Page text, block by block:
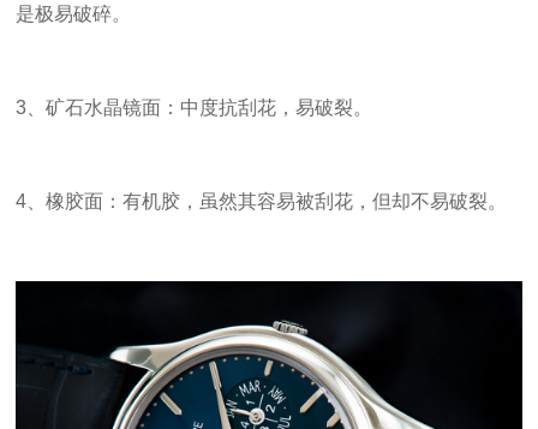
是极易破碎。
3、矿石水晶镜面：中度抗刮花，易破裂。
4、橡胶面：有机胶，虽然其容易被刮花，但却不易破裂。